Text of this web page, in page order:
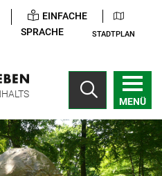
EINFACHE
SPRACHE
STADTPLAN
MENÜ